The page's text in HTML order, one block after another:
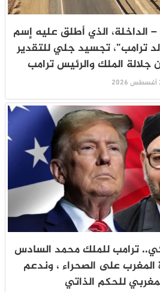
الداخلة، الذي أطلق عليه إسم
ترامب”، تجسيد جلي للتقدير
جلالة الملك والرئيس ترامب
ترامب للملك محمد السادس
على الصحراء ، وندعم
للحكم الذاتي